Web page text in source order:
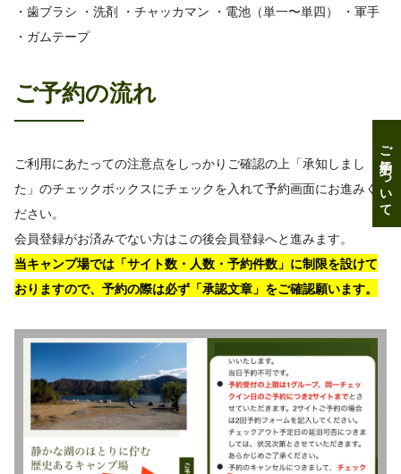
ご予約について
・歯ブラシ ・洗剤 ・チャッカマン ・電池（単一〜単四） ・軍手
・ガムテープ
ご予約の流れ
ご利用にあたっての注意点をしっかりご確認の上「承知しまし
た」のチェックボックスにチェックを入れて予約画面にお進みく
ださい。
会員登録がお済みでない方はこの後会員登録へと進みます。
当キャンプ場では「サイト数・人数・予約件数」に制限を設けて
おりますので、予約の際は必ず「承認文章」をご確認願います。